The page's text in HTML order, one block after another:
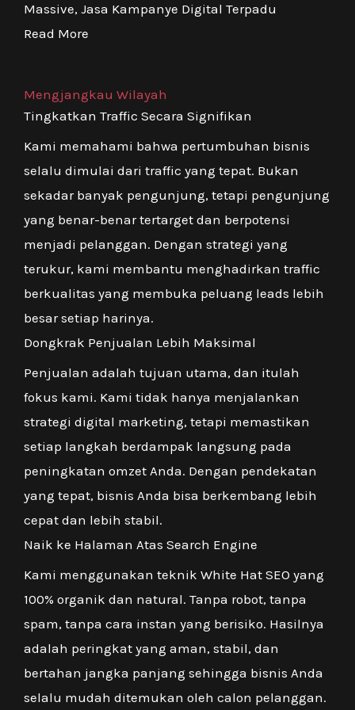
Massive, Jasa Kampanye Digital Terpadu
Read More
Mengjangkau Wilayah
Tingkatkan Traffic Secara Signifikan
Kami memahami bahwa pertumbuhan bisnis
selalu dimulai dari traffic yang tepat. Bukan
sekadar banyak pengunjung, tetapi pengunjung
yang benar-benar tertarget dan berpotensi
menjadi pelanggan. Dengan strategi yang
terukur, kami membantu menghadirkan traffic
berkualitas yang membuka peluang leads lebih
besar setiap harinya.
Dongkrak Penjualan Lebih Maksimal
Penjualan adalah tujuan utama, dan itulah
fokus kami. Kami tidak hanya menjalankan
strategi digital marketing, tetapi memastikan
setiap langkah berdampak langsung pada
peningkatan omzet Anda. Dengan pendekatan
yang tepat, bisnis Anda bisa berkembang lebih
cepat dan lebih stabil.
Naik ke Halaman Atas Search Engine
Kami menggunakan teknik White Hat SEO yang
100% organik dan natural. Tanpa robot, tanpa
spam, tanpa cara instan yang berisiko. Hasilnya
adalah peringkat yang aman, stabil, dan
bertahan jangka panjang sehingga bisnis Anda
selalu mudah ditemukan oleh calon pelanggan.